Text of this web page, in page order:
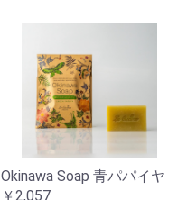
Okinawa Soap 青パパイヤ
￥2,057